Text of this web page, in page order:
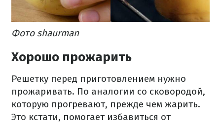
Фото shaurman
Хорошо прожарить
Решетку перед приготовлением нужно
прожаривать. По аналогии со сковородой,
которую прогревают, прежде чем жарить.
Это кстати, помогает избавиться от